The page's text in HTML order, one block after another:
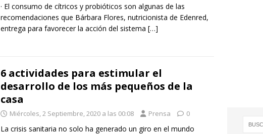
· El consumo de cítricos y probióticos son algunas de las
recomendaciones que Bárbara Flores, nutricionista de Edenred,
entrega para favorecer la acción del sistema […]
6 actividades para estimular el
desarrollo de los más pequeños de la
casa
Miércoles, 2 Septiembre, 2020 a las 00:08 Prensa 0
La crisis sanitaria no solo ha generado un giro en el mundo